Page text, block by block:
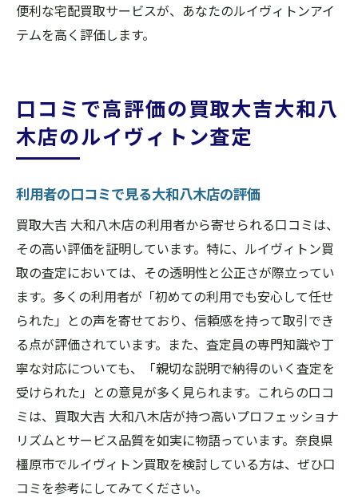
便利な宅配買取サービスが、あなたのルイヴィトンアイ
テムを高く評価します。
口コミで高評価の買取大吉大和八
木店のルイヴィトン査定
利用者の口コミで見る大和八木店の評価
買取大吉 大和八木店の利用者から寄せられる口コミは、
その高い評価を証明しています。特に、ルイヴィトン買
取の査定においては、その透明性と公正さが際立ってい
ます。多くの利用者が「初めての利用でも安心して任せ
られた」との声を寄せており、信頼感を持って取引でき
る点が評価されています。また、査定員の専門知識や丁
寧な対応についても、「親切な説明で納得のいく査定を
受けられた」との意見が多く見られます。これらの口コ
ミは、買取大吉 大和八木店が持つ高いプロフェッショナ
リズムとサービス品質を如実に物語っています。奈良県
橿原市でルイヴィトン買取を検討している方は、ぜひ口
コミを参考にしてみてください。